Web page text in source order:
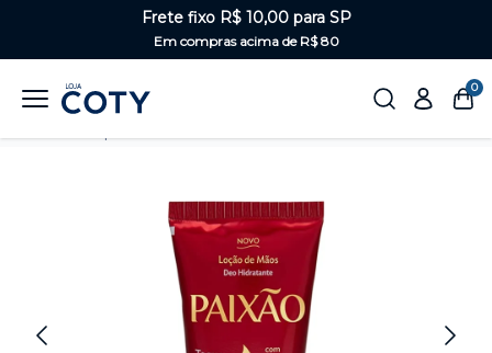
Frete fixo R$ 10,00 para SP
Em compras acima de R$ 80
0